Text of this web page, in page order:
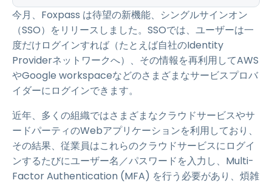
今月、Foxpass は待望の新機能、シングルサインオン
（SSO）をリリースしました。SSOでは、ユーザーは一
度だけログインすれば（たとえば自社のIdentity
Providerネットワークへ）、その情報を再利用してAWS
やGoogle workspaceなどのさまざまなサービスプロバ
イダーにログインできます。
近年、多くの組織ではさまざまなクラウドサービスやサ
ードパーティのWebアプリケーションを利用しており、
その結果、従業員はこれらのクラウドサービスにログイ
ンするたびにユーザー名／パスワードを入力し、Multi-
Factor Authentication (MFA) を行う必要があり、煩雑